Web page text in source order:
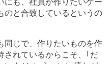
のと合致しているというの
同じで、作りたいものを作
されているからこそ、｢だ